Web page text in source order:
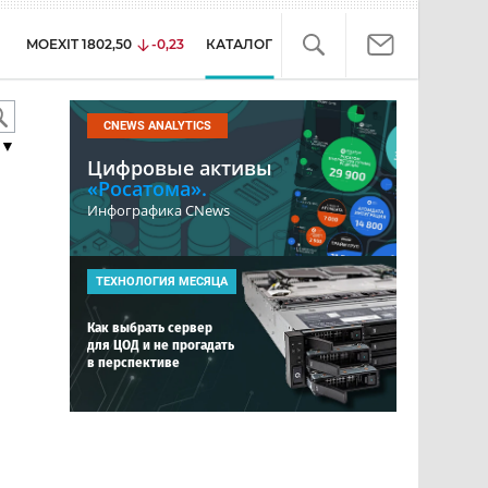
MOEXIT 1802,50 -0,23 КАТАЛОГ
CNEWS ANALYTICS
Цифровые активы
«Росатома».
Инфографика CNews
ТЕХНОЛОГИЯ МЕСЯЦА
Как выбрать сервер
для ЦОД и не прогадать
в перспективе